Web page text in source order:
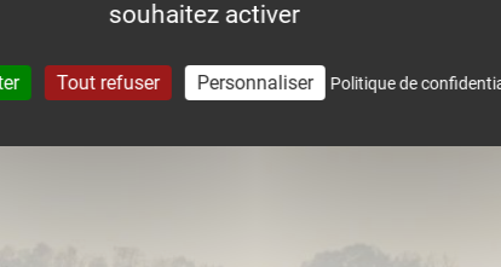
dans le suivi météo
souhaitez activer
Tout refuser Personnaliser Politique de